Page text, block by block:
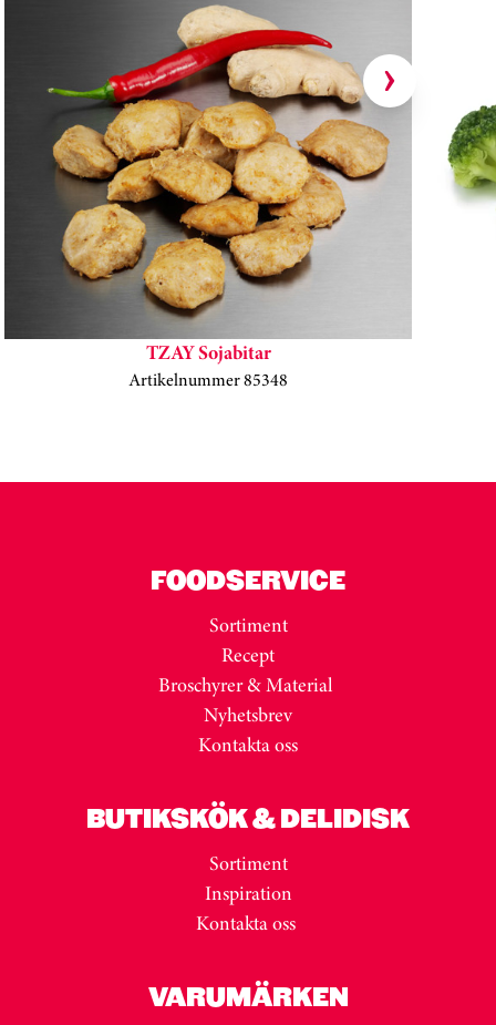
Hoppa över kortkarusell
TZAY Sojabitar
Artikelnummer 85348
FOODSERVICE
Sortiment
Recept
Broschyrer & Material
Nyhetsbrev
Kontakta oss
BUTIKSKÖK & DELIDISK
Sortiment
Inspiration
Kontakta oss
VARUMÄRKEN